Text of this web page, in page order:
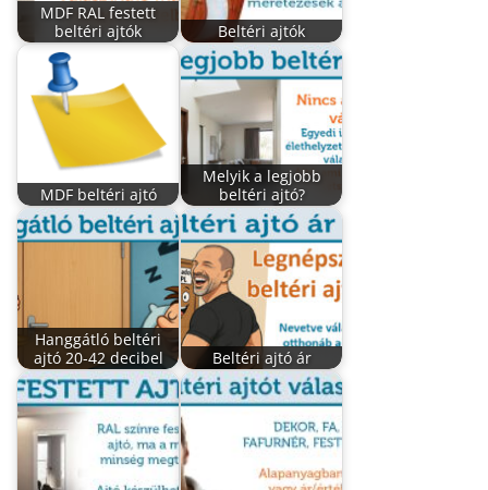
MDF RAL festett
beltéri ajtók
Beltéri ajtók
MDF beltéri ajtó
Melyik a legjobb
beltéri ajtó?
Hanggátló beltéri
ajtó 20-42 decibel
Beltéri ajtó ár